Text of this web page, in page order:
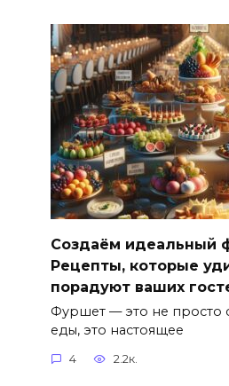
Создаём идеальный
Рецепты, которые
порадуют ваших
Фуршет — это не просто
еды, это настоящее
4 2.2к.